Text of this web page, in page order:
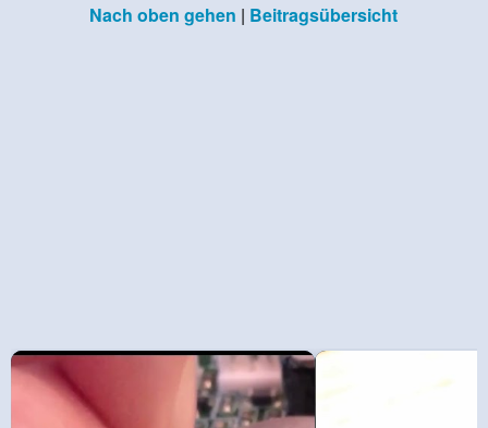
Nach oben gehen | Beitragsübersicht